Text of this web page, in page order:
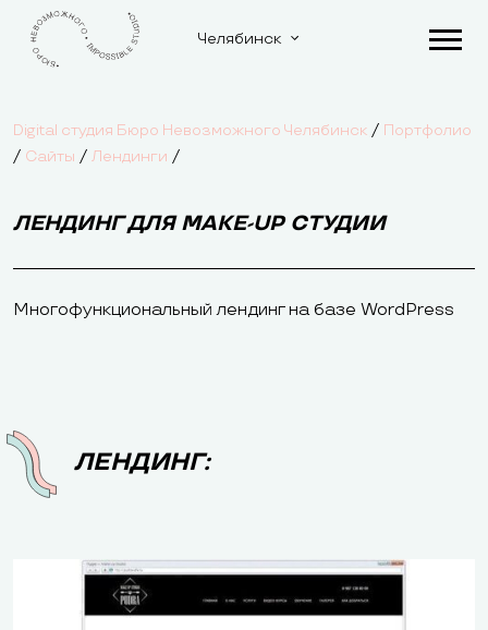
Челябинск
Digital студия Бюро Невозможного Челябинск / Портфолио
/ Сайты / Лендинги /
ЛЕНДИНГ ДЛЯ MAKE-UP СТУДИИ
Многофункциональный лендинг на базе WordPress
ЛЕНДИНГ: